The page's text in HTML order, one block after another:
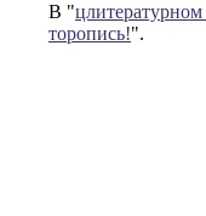
В "
торопись!".